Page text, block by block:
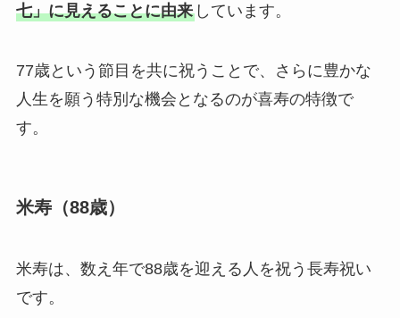
七」に見えることに由来しています。
77歳という節目を共に祝うことで、さらに豊かな
人生を願う特別な機会となるのが喜寿の特徴で
す。
米寿（88歳）
米寿は、数え年で88歳を迎える人を祝う長寿祝い
です。